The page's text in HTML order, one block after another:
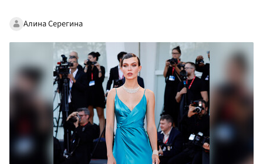
Алина Серегина